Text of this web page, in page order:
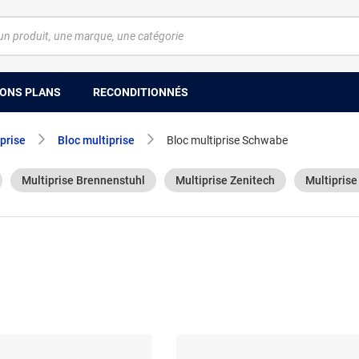
PLANS RECONDITIONNÉS
Bloc multiprise Bloc multiprise Schwabe
Multiprise Brennenstuhl Multiprise Zenitech Multiprise